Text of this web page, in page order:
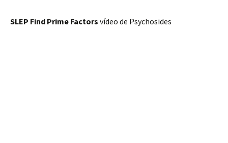
SLEP Find Prime Factors vídeo de Psychosides